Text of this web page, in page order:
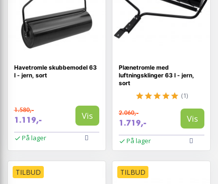
Havetromle skubbemodel 63
l - jern, sort
1.580,-
1.119,- Vis
På lager
Plænetromle med
luftningsklinger 63 l - jern,
sort
(1)
2.060,-
1.719,- Vis
På lager
TILBUD TILBUD